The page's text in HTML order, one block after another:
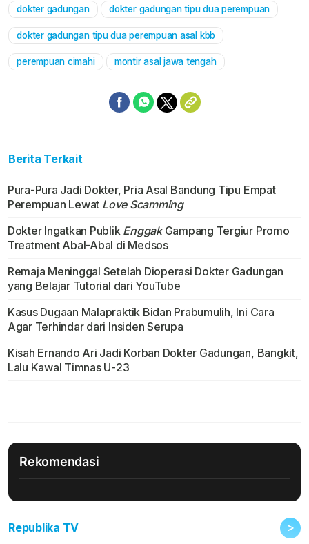
Mute
dokter gadungan dokter gadungan tipu dua perempuan
dokter gadungan tipu dua perempuan asal kbb
perempuan cimahi montir asal jawa tengah
Berita Terkait
Pura-Pura Jadi Dokter, Pria Asal Bandung Tipu Empat
Perempuan Lewat Love Scamming
Dokter Ingatkan Publik EnggakGampang Tergiur Promo
Treatment Abal-Abal di Medsos
Remaja Meninggal Setelah Dioperasi Dokter Gadungan
yang Belajar Tutorial dari YouTube
Kasus Dugaan Malapraktik Bidan Prabumulih, Ini Cara
Agar Terhindar dari Insiden Serupa
Kisah Ernando Ari Jadi Korban Dokter Gadungan, Bangkit,
Lalu Kawal Timnas U-23
Rekomendasi
Republika TV >